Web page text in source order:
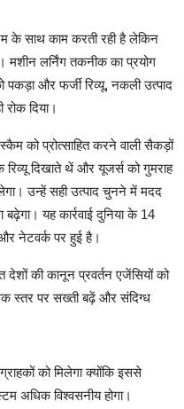
के साथ काम करती रही है लेकिन
लर्निंग तकनीक का प्रयोग
पकड़ा और फर्जी रिव्यू, नकली उत्पाद
दिया।
को प्रोत्साहित करने वाली सैकड़ों
दिखाते थें और यूजर्स को गुमराह
उन्हें सही उत्पाद चुनने में मदद
यह कार्रवाई दुनिया के 14
नेटवर्क पर हुई है।
की कानून प्रवर्तन एजेंसियों को
स्तर पर सख्ती बढ़ें और संदिग्ध
को मिलेगा क्योंकि इससे
अधिक विश्वसनीय होगा।